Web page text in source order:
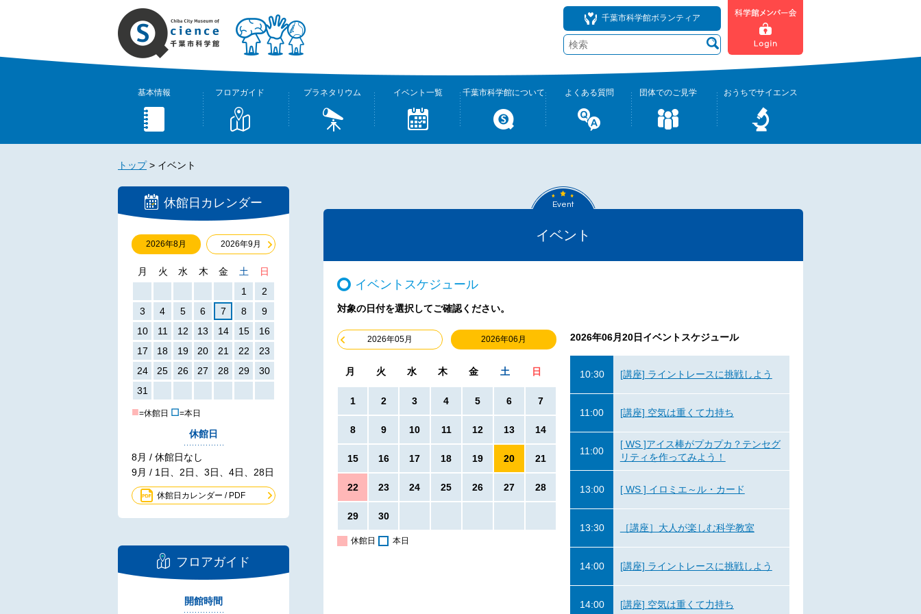
千葉市科学館ボランティア
基本情報 フロアガイド プラネタリウム イベント一覧 千葉市科学館について よくある質問 団体でのご見学 おうちでサイエンス
トップ> イベント
休館日カレンダー
2026年8月 2026年9月
月 火 水 木 金 土
日
1
2
3
4 5 6 7 8
9
10
11 12 13 14 15
16
17
18 19 20 21 22
23
24
25 26 27 28 29
30
31
■=休館日 ☐=本日
休館日
8月 / 休館日なし
9月 / 1日、2日、3日、4日、28日
休館日カレンダー / PDF
フロアガイド
開館時間
Event
イベント
イベントスケジュール
対象の日付を選択してご確認ください。
2026年05月 2026年06月
月 火 水 木 金 土 日
1 2 3 4 5 6 7
8 9 10 11 12 13 14
15 16 17 18 19 20 21
22 23 24 25 26 27 28
29 30
休館日 本日
2026年06月20日 イベントスケジュール
10:30 [講座] ライントレースに挑戦しよう
11:00 [講座] 空気は重くて力持ち
11:00
[ WS ]アイス棒がプカプカ？テンセグ
リティを作ってみよう！
13:00 [ WS ] イロミエ～ル・カード
13:30 ［講座］大人が楽しむ科学教室
14:00 [講座] ライントレースに挑戦しよう
14:00 [講座] 空気は重くて力持ち